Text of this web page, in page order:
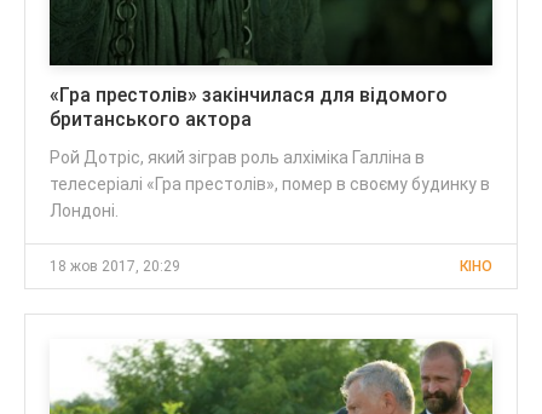
«Гра престолів» закінчилася для відомого
британського актора
Рой Дотріс, який зіграв роль алхіміка Галліна в
телесеріалі «Гра престолів», помер в своєму будинку в
Лондоні.
18 жов 2017, 20:29 КІНО